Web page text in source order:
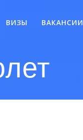
ВИЗЫ ВАКАНСИИ